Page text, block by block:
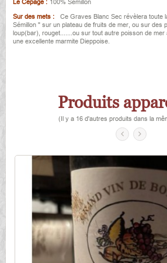
Sur des mets :
Ce Graves Blanc Sec révèlera toute
Sémillon " sur un plateau de fruits de mer, ou sur des
loup(bar), rouget.......ou sur tout autre poisson de
une excellente marmite Dieppoise.
Produits
(Il y a 16 d'autres produits dans la